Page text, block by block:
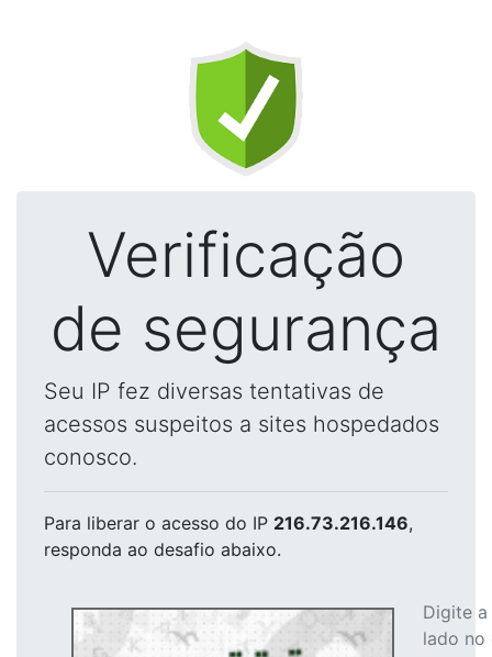
Verificação
de segurança
Seu IP fez diversas tentativas de
acessos suspeitos a sites hospedados
conosco.
Para liberar o acesso do IP 216.73.216.146,
responda ao desafio abaixo.
Digite
lado no